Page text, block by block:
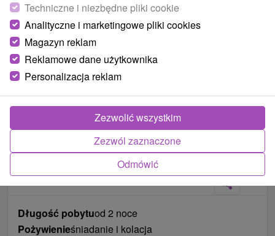
Długość pobytuod 2 noce
Pożywienieśniadanie i kolacja
Techniczne i niezbędne pliki cookie
Analityczne i marketingowe pliki cookies
Magazyn reklam
Reklamowe dane użytkownika
Personalizacja reklam
Odmówić
Zezwól zaznaczone
Zezwolić wszystkim